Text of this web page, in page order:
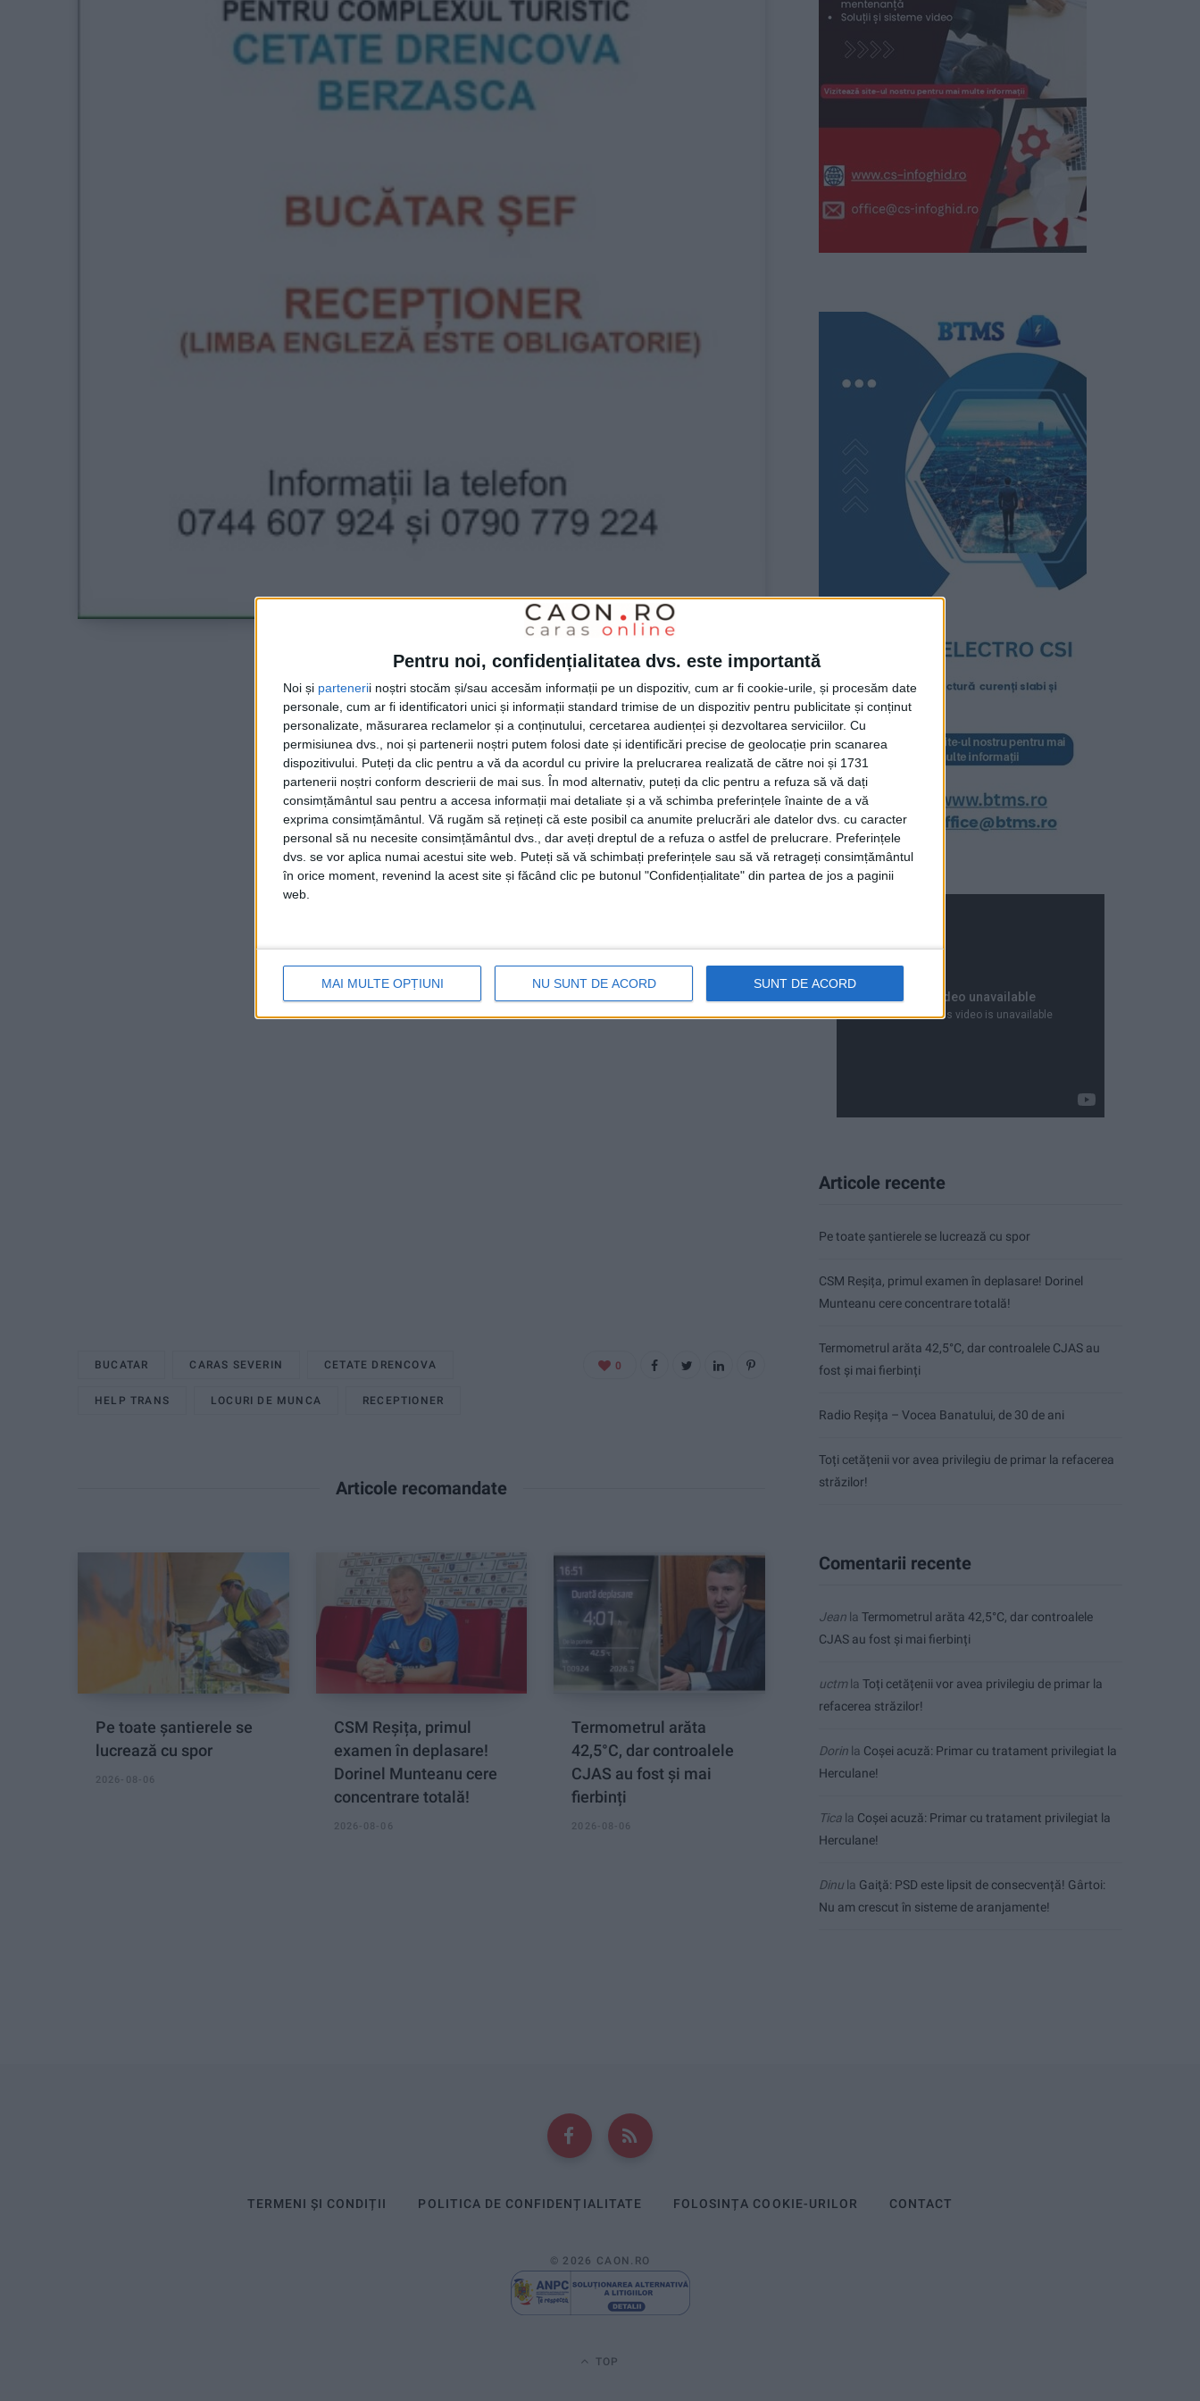
Pentru noi, confidențialitatea dvs. este importantă
Noi și partenerii noștri stocăm și/sau accesăm informații pe un dispozitiv, cum ar fi cookie-urile, și procesăm date
personale, cum ar fi identificatori unici și informații standard trimise de un dispozitiv pentru publicitate și conținut
personalizate, măsurarea reclamelor și a conținutului, cercetarea audienței și dezvoltarea serviciilor. Cu
permisiunea dvs., noi și partenerii noștri putem folosi date și identificări precise de geolocație prin scanarea
dispozitivului. Puteți da clic pentru a vă da acordul cu privire la prelucrarea realizată de către noi și 1731
partenerii noștri conform descrierii de mai sus. În mod alternativ, puteți da clic pentru a refuza să vă dați
consimțământul sau pentru a accesa informații mai detaliate și a vă schimba preferințele înainte de a vă
exprima consimțământul. Vă rugăm să rețineți că este posibil ca anumite prelucrări ale datelor dvs. cu caracter
personal să nu necesite consimțământul dvs., dar aveți dreptul de a refuza o astfel de prelucrare. Preferințele
dvs. se vor aplica numai acestui site web. Puteți să vă schimbați preferințele sau să vă retrageți consimțământul
în orice moment, revenind la acest site și făcând clic pe butonul "Confidențialitate" din partea de jos a paginii
web.
MAI MULTE OPȚIUNI NU SUNT DE ACORD SUNT DE ACORD
BUCATAR CARAS SEVERIN CETATE DRENCOVA
HELP TRANS LOCURI DE MUNCA RECEPTIONER
0
Articole recomandate
Pe toate șantierele se
lucrează cu spor
2026-08-06
CSM Reșița, primul
examen în deplasare!
Dorinel Munteanu cere
concentrare totală!
2026-08-06
Termometrul arăta
42,5°C, dar controalele
CJAS au fost și mai
fierbinți
2026-08-06
Articole recente
Pe toate șantierele se lucrează cu spor
CSM Reșița, primul examen în deplasare! Dorinel
Munteanu cere concentrare totală!
Termometrul arăta 42,5°C, dar controalele CJAS au
fost și mai fierbinți
Radio Reșița – Vocea Banatului, de 30 de ani
Toți cetățenii vor avea privilegiu de primar la refacerea
străzilor!
Comentarii recente
Jean la Termometrul arăta 42,5°C, dar controalele
CJAS au fost și mai fierbinți
uctmla Toți cetățenii vor avea privilegiu de primar la
refacerea străzilor!
Dorin la Coșei acuză: Primar cu tratament privilegiat la
Herculane!
Tica la Coșei acuză: Primar cu tratament privilegiat la
Herculane!
Dinu la Gaiţă: PSD este lipsit de consecvență! Gârtoi:
Nu am crescut în sisteme de aranjamente!
TERMENI ȘI CONDIȚII POLITICA DE CONFIDENȚIALITATE FOLOSINȚA COOKIE-URILOR CONTACT
© 2026 CAON.RO
TOP